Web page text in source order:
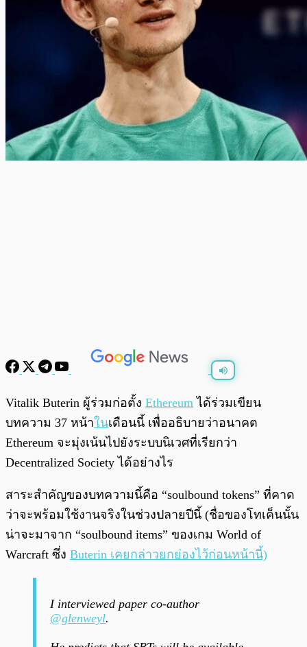
0:00
Vitalik Buterin ผู้ร่วมก่อตั้ง Ethereum ได้ร่วมเขียน
บทความ 37 หน้าในเดือนนี้ เพื่ออธิบายว่าอนาคต
Ethereum จะมุ่งเน้นไปยังระบบนิเวศที่เรียกว่า
Decentralized Society ได้อย่างไร
สาระสำคัญของบทความนี้คือ “soulbound tokens” ที่คาด
ว่าจะพร้อมใช้งานจริงในช่วงปลายปีนี้ (ชื่อของโทเค็นนั้น
น่าจะมาจาก “soulbound items” ของเกม World of
Warcraft ซึ่ง Buterin เคยกล่าวยกย่องไว้ก่อนหน้านี้)
I interviewed paper co-author
@glenweyl.